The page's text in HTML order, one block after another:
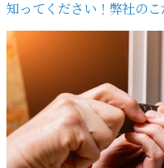
知ってください！弊社のこ